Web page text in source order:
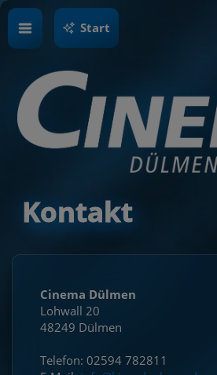
Start
Kontakt
Cinema Dülmen
Lohwall 20
48249 Dülmen
Telefon: 02594 782811